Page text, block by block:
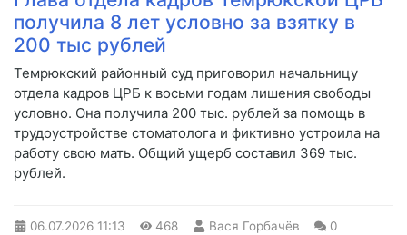
получила 8 лет условно за взятку в
200 тыс рублей
Темрюкский районный суд приговорил начальницу
отдела кадров ЦРБ к восьми годам лишения свободы
условно. Она получила 200 тыс. рублей за помощь в
трудоустройстве стоматолога и фиктивно устроила на
работу свою мать. Общий ущерб составил 369 тыс.
рублей.
06.07.2026 11:13 468 Вася Горбачёв 0